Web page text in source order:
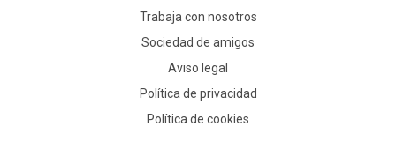
Trabaja con nosotros
Sociedad de amigos
Aviso legal
Política de privacidad
Política de cookies